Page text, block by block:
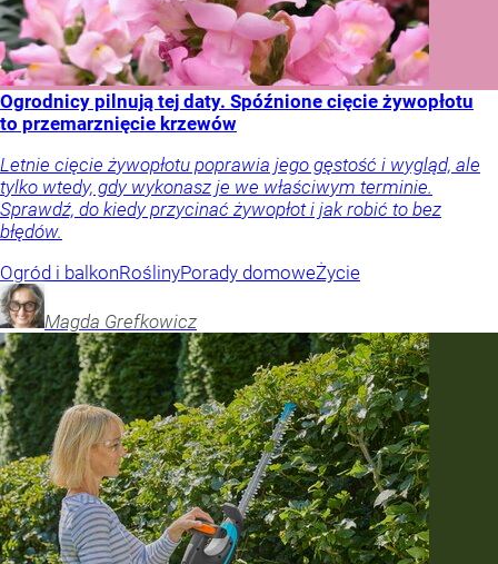
Ogrodnicy pilnują tej daty. Spóźnione cięcie żywopłotu
to przemarznięcie krzewów
Letnie cięcie żywopłotu poprawia jego gęstość i wygląd, ale
tylko wtedy, gdy wykonasz je we właściwym terminie.
Sprawdź, do kiedy przycinać żywopłot i jak robić to bez
błędów.
Ogród i balkonRoślinyPorady domoweŻycie
Magda Grefkowicz